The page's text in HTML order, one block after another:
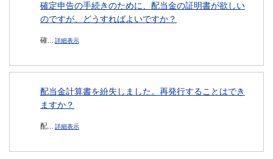
確定申告の手続きのために、配当金の証明書が欲しい
のですが、どうすればよいですか？
確... 詳細表示
配当金計算書を紛失しました。再発行することはでき
ますか？
配... 詳細表示